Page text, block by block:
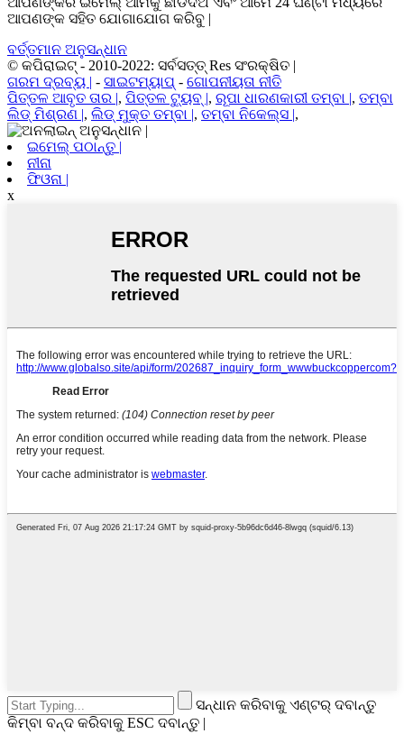
ଆପଣଙ୍କ ସହିତ ଯୋଗାଯୋଗ କରିବୁ |
ବର୍ତ୍ତମାନ ଅନୁସନ୍ଧାନ
© କପିରାଇଟ୍ - 2010-2022: ସର୍ବସତ୍ତ୍ Res ସଂରକ୍ଷିତ |
ଗରମ ଦ୍ରବ୍ୟ | - ସାଇଟମ୍ୟାପ୍ - ଗୋପନୀୟତା ନୀତି
ପିତ୍ତଳ ଆବୃତ ତାର |, ପିତ୍ତଳ ଟ୍ୟୁବ୍ |, ରୂପା ଧାରଣକାରୀ ତମ୍ବା |, ତମ୍ବା
ଲିଡ୍ ମିଶ୍ରଣ |, ଲିଡ୍ ମୁକ୍ତ ତମ୍ବା |, ତମ୍ବା ନିକେଲ୍ସ |,
ଇମେଲ୍ ପଠାନ୍ତୁ |
ନୀନା
ଫିଓନା |
x
ସନ୍ଧାନ କରିବାକୁ ଏଣ୍ଟର୍ ଦବାନ୍ତୁ
କିମ୍ବା ବନ୍ଦ କରିବାକୁ ESC ଦବାନ୍ତୁ |